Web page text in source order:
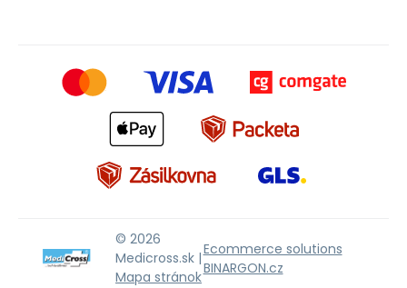
© 2026
Medicross.sk |
Mapa stránok
Ecommerce solutions
BINARGON.cz